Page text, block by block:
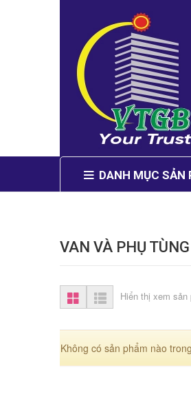
DANH MỤC SẢN
VAN VÀ PHỤ
Hiển thị xem sản
Không có sản phẩm nào